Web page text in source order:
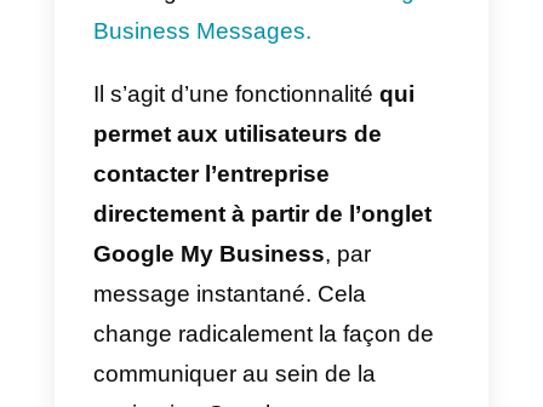
de bénéficier de trois types
d’avantages:
1) Affichez des informations
précises sur votre entreprise:
vous pouvez saisir toutes les
informations nécessaires pour
permettre aux clients potentiels